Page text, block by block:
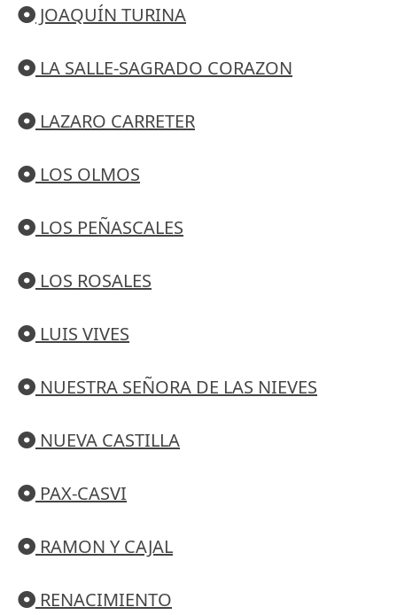
JOAQUÍN TURINA
LA SALLE-SAGRADO CORAZON
LAZARO CARRETER
LOS OLMOS
LOS PEÑASCALES
LOS ROSALES
LUIS VIVES
NUESTRA SEÑORA DE LAS NIEVES
NUEVA CASTILLA
PAX-CASVI
RAMON Y CAJAL
RENACIMIENTO